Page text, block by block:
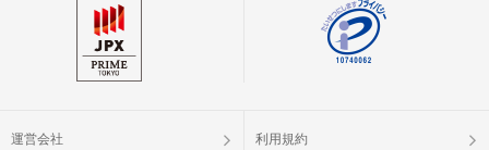
運営会社 利用規約